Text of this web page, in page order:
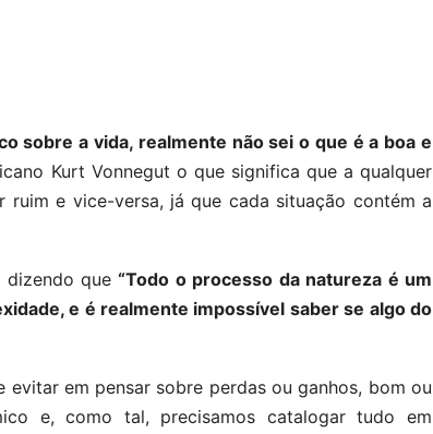
sobre a vida, realmente não sei o que é a boa e
Kurt Vonnegut o que significa que a qualquer
e vice-versa, já que cada situação contém a
dizendo que“Todo o processo da natureza é um
e é realmente impossível saber se algo do
evitar em pensar sobre perdas ou ganhos, bom ou
e, como tal, precisamos catalogar tudo em